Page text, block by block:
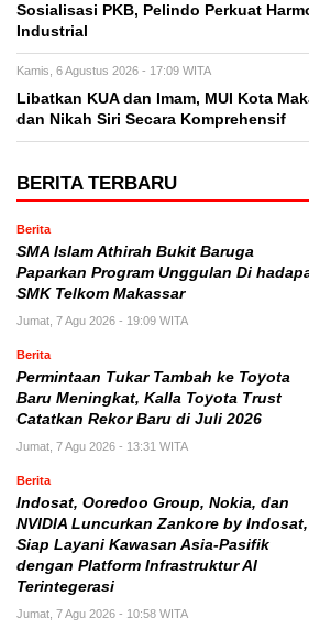
Sosialisasi PKB, Pelindo Perkuat
Industrial
Kamis, 6 Agustus 2026 - 17:09 WITA
Libatkan KUA dan Imam, MUI Kota
dan Nikah Siri Secara Komprehensif
BERITA TERBARU
Berita
SMA Islam Athirah Bukit Baruga
Paparkan Program Unggulan Di
SMK Telkom Makassar
Jumat, 7 Agu 2026 - 19:09 WITA
Berita
Permintaan Tukar Tambah ke Toyota
Baru Meningkat, Kalla Toyota Trust
Catatkan Rekor Baru di Juli 2026
Jumat, 7 Agu 2026 - 13:31 WITA
Berita
Indosat, Ooredoo Group, Nokia, dan
NVIDIA Luncurkan Zankore by Indosat,
Siap Layani Kawasan Asia-Pasifik
dengan Platform Infrastruktur AI
Terintegerasi
Jumat, 7 Agu 2026 - 10:58 WITA